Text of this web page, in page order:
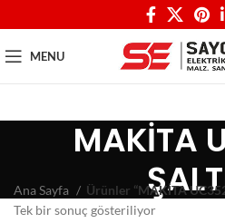
MENU
MAKİTA
Ana Sayfa
Ürünler “MAKİTA
Tek bir sonuç gösteriliyor